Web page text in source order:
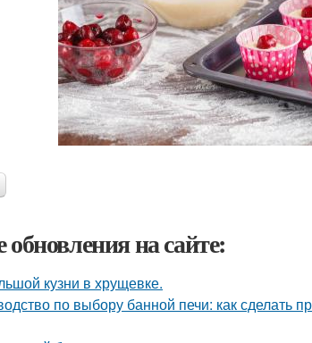
на сайте:
кузни в хрущевке.
по выбору банной печи: как сделать